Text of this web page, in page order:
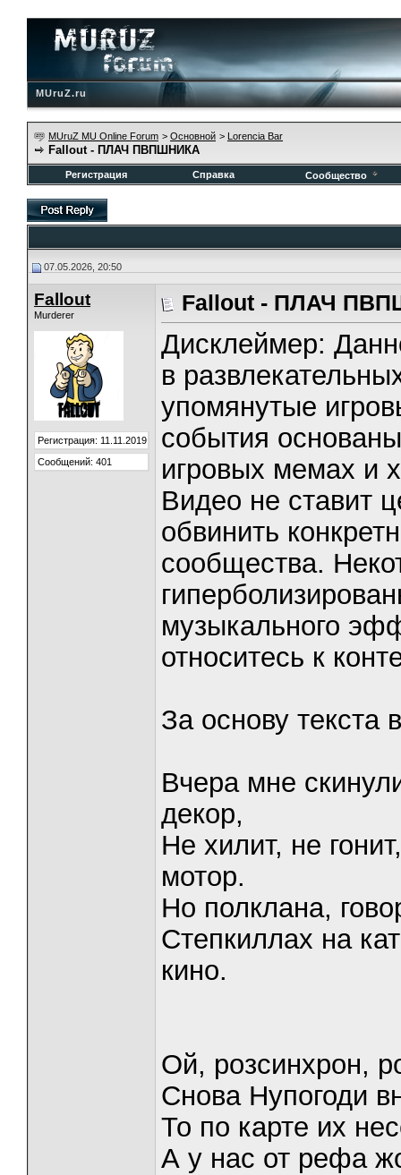
MUruZ.ru
MUruZ MU Online Forum > Основной > Lorencia Bar
Fallout - ПЛАЧ ПВПШНИКА
Регистрация Справка Сообщество
07.05.2026, 20:50
Fallout
Murderer
Регистрация: 11.11.2019
Сообщений: 401
Fallout - ПЛАЧ
Дисклеймер:
в
упомянутые
события
игровых мемах и
Видео не ставит
обвинить
сообщества.
музыкального
относитесь к
За основу текста
Вчера мне
декор,
Не хилит, не
мотор.
Но полклана,
Степкиллах на
кино.
Ой, розсинхрон,
Снова Нупогоди
То по карте их
А у нас от рефа